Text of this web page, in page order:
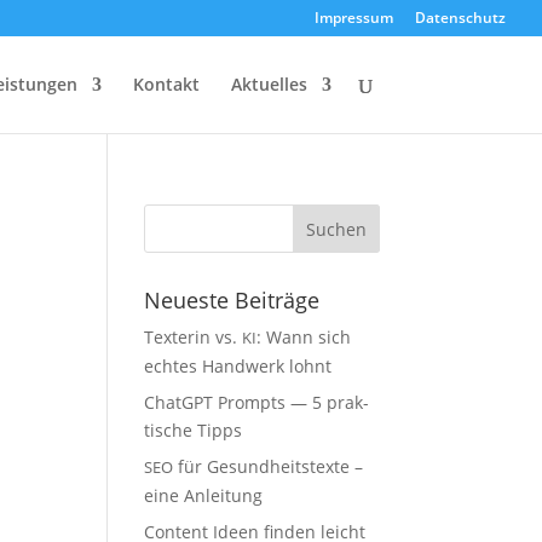
Impres­sum Daten­schutz
Kon­takt Aktu­el­les
Neu­es­te Beiträge
Tex­te­rin vs. KI: Wann sich
ech­tes Hand­werk lohnt
ChatGPT Prompts — 5 prak­
ti­sche Tipps
SEO für Gesund­heits­tex­te –
eine Anleitung
Con­tent Ideen fin­den leicht